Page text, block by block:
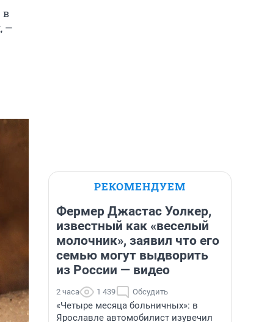
в
—
РЕКОМЕНДУЕМ
Фермер Джастас Уолкер,
известный как «веселый
молочник», заявил что его
семью могут выдворить
из России — видео
2 часа 1 439 Обсудить
«Четыре месяца больничных»: в
Ярославле автомобилист изувечил